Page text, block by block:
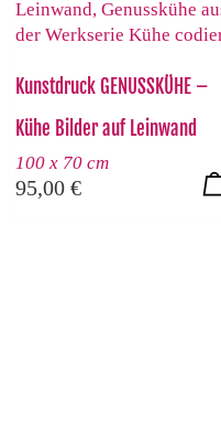
Kunstdruck GENUSSKÜHE –
Kühe Bilder auf Leinwand
100 x 70 cm
95,00 €